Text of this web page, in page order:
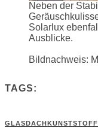
Neben der
Solarlux
Ausblicke.
Bildnachweis:
TAGS:
GLASDACH